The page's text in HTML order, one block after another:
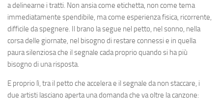
a delinearne i tratti. Non ansia come etichetta, non come tema
immediatamente spendibile, ma come esperienza fisica, ricorrente,
difficile da spegnere. Il brano la segue nel petto, nel sonno, nella
corsa delle giornate, nel bisogno di restare connessi e in quella
paura silenziosa che il segnale cada proprio quando si ha più
bisogno di una risposta.
E proprio lì, tra il petto che accelera e il segnale da non staccare, i
due artisti lasciano aperta una domanda che va oltre la canzone: